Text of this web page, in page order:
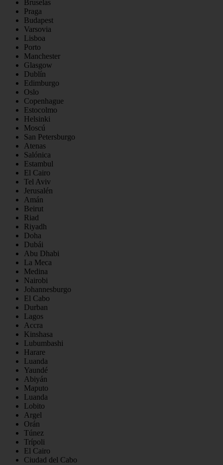
Bruselas
Praga
Budapest
Varsovia
Lisboa
Porto
Manchester
Glasgow
Dublín
Edimburgo
Oslo
Copenhague
Estocolmo
Helsinki
Moscú
San Petersburgo
Atenas
Salónica
Estambul
El Cairo
Tel Aviv
Jerusalén
Amán
Beirut
Riad
Riyadh
Doha
Dubái
Abu Dhabi
La Meca
Medina
Nairobi
Johannesburgo
El Cabo
Durban
Lagos
Accra
Kinshasa
Lubumbashi
Harare
Luanda
Yaundé
Abiyán
Maputo
Luanda
Lobito
Argel
Orán
Túnez
Trípoli
El Cairo
Ciudad del Cabo